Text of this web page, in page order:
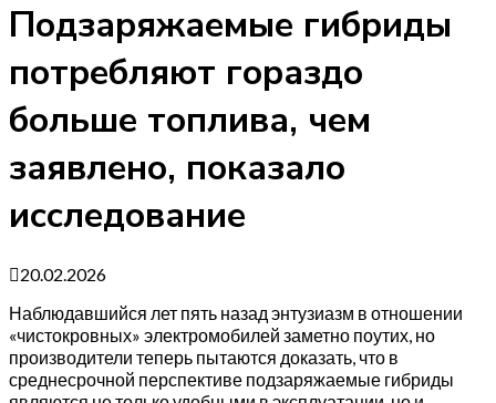
Подзаряжаемые гибриды
потребляют гораздо
больше топлива, чем
заявлено, показало
исследование
20.02.2026
Наблюдавшийся лет пять назад энтузиазм в отношении
«чистокровных» электромобилей заметно поутих, но
производители теперь пытаются доказать, что в
среднесрочной перспективе подзаряжаемые гибриды